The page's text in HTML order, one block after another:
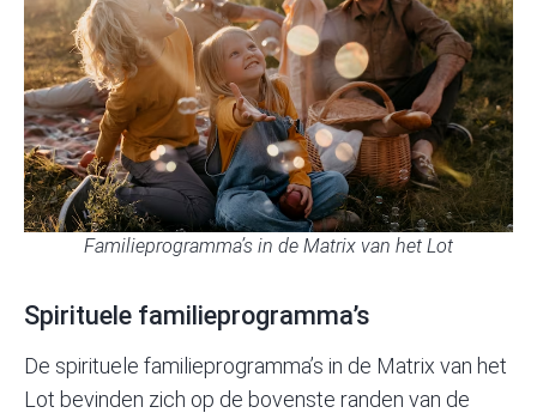
Familieprogramma’s in de Matrix van het Lot
Spirituele familieprogramma’s
De spirituele familieprogramma’s in de Matrix van het
Lot bevinden zich op de bovenste randen van de